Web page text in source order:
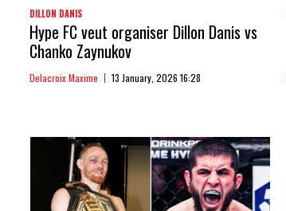
DILLON DANIS
Hype FC veut organiser Dillon Danis vs
Chanko Zaynukov
Delacroix Maxime 13 January, 2026 16:28